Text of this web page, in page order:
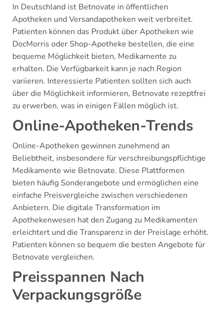
In Deutschland ist Betnovate in öffentlichen
Apotheken und Versandapotheken weit verbreitet.
Patienten können das Produkt über Apotheken wie
DocMorris oder Shop-Apotheke bestellen, die eine
bequeme Möglichkeit bieten, Medikamente zu
erhalten. Die Verfügbarkeit kann je nach Region
variieren. Interessierte Patienten sollten sich auch
über die Möglichkeit informieren, Betnovate rezeptfrei
zu erwerben, was in einigen Fällen möglich ist.
Online-Apotheken-Trends
Online-Apotheken gewinnen zunehmend an
Beliebtheit, insbesondere für verschreibungspflichtige
Medikamente wie Betnovate. Diese Plattformen
bieten häufig Sonderangebote und ermöglichen eine
einfache Preisvergleiche zwischen verschiedenen
Anbietern. Die digitale Transformation im
Apothekenwesen hat den Zugang zu Medikamenten
erleichtert und die Transparenz in der Preislage erhöht.
Patienten können so bequem die besten Angebote für
Betnovate vergleichen.
Preisspannen Nach
Verpackungsgröße